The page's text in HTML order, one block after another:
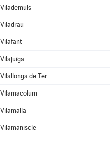
Vilademuls
Viladrau
Vilafant
Vilajuïga
Vilallonga de Ter
Vilamacolum
Vilamalla
Vilamaniscle